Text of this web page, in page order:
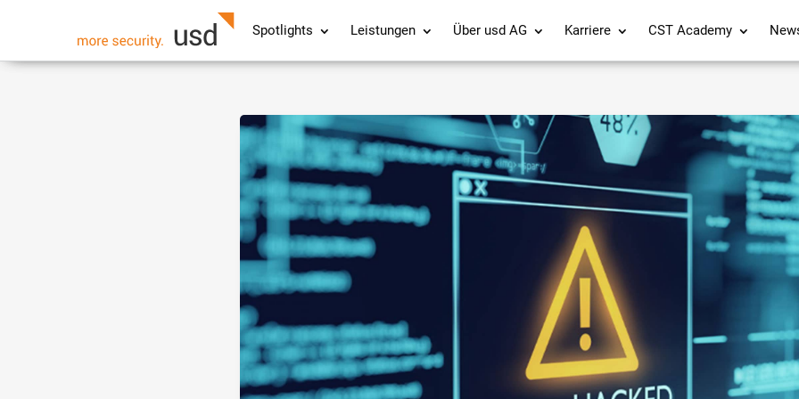
Spotlights Leistungen Über usd AG Karriere CST Academy